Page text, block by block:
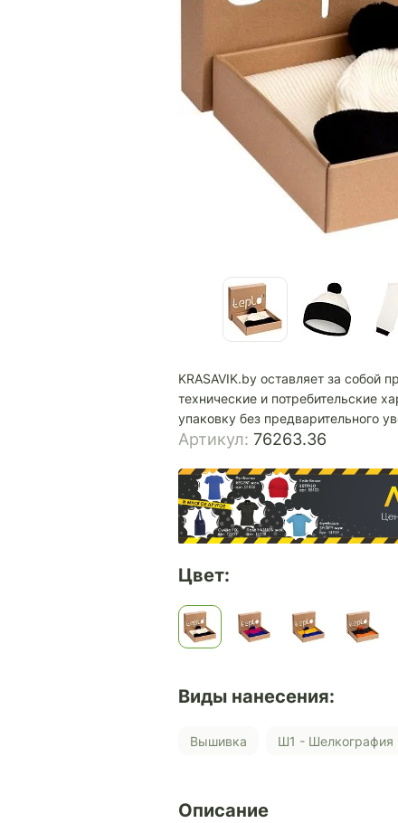
KRASAVIK.by оставляет за собой
технические и потребительские
упаковку без предварительного
Артикул: 76263.36
Цвет:
Виды нанесения:
Вышивка Ш1 - Шелкография
Описание